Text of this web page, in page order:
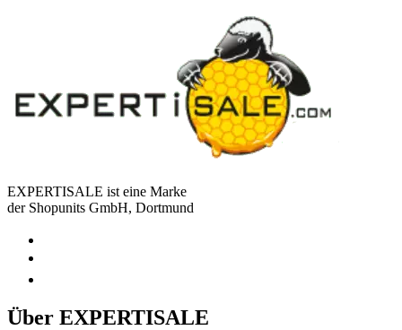
EXPERTISALE ist eine Marke
der Shopunits GmbH, Dortmund
Über EXPERTISALE